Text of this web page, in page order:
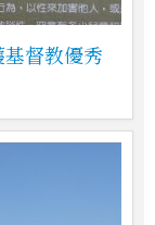
督教優秀